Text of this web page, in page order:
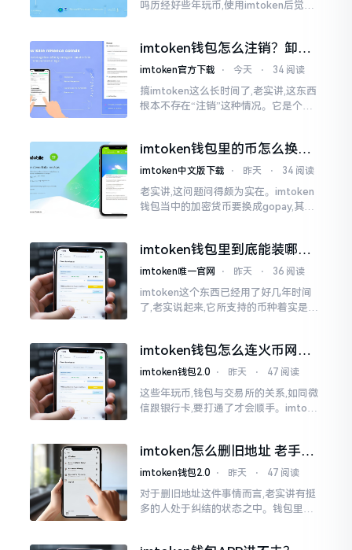
吗历经好些年玩币,使用imtoken后觉得
非交易平台
imtoken钱包怎么注销？卸载
后你的资产还在吗
imtoken官方下载 ⋅ 今天 ⋅ 34 阅读
搞imtoken这么长时间了,老实讲,这东西
根本不存在“注销”这种情况。它是个去
件。你想要注销?
imtoken钱包里的币怎么换成
gopay？老哥手把手教你
imtoken中文版下载 ⋅ 昨天 ⋅ 34 阅读
老实讲,这问题问得颇为实在。imtoken
钱包当中的加密货币要换成gopay,其间
imtoken钱包里到底能装哪些
币？一文讲清楚
imtoken唯一官网 ⋅ 昨天 ⋅ 36 阅读
imtoken这个东西已经用了好几年时间
了,老实说起来,它所支持的币种着实是非
到各种币种布满屏幕后
imtoken钱包怎么连火币网？
老玩家手把手教你
imtoken钱包2.0 ⋅ 昨天 ⋅ 47 阅读
这些年玩币,钱包与交易所的关系,如同微
信跟银行卡,要打通了才会顺手。imtoke
钱包
imtoken怎么删旧地址 老手教
你清理钱包
imtoken钱包2.0 ⋅ 昨天 ⋅ 47 阅读
对于删旧地址这件事情而言,老实讲有挺
多的人处于纠结的状态之中。钱包里面